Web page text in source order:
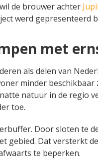
de brouwer achter
werd gepresenteerd
met
als delen van
minder
natuur in de regio
toe.
Door sloten te
gebied. Dat versterkt
te beperken.